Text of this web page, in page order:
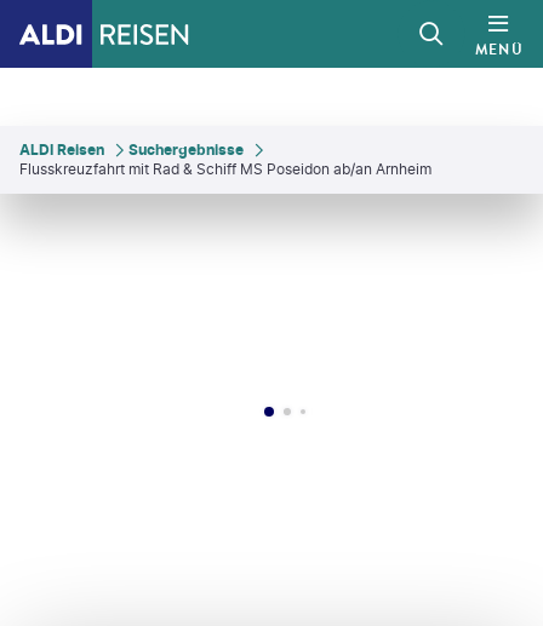
MENÜ
ALDI Reisen
Suchergebnisse
Flusskreuzfahrt mit Rad & Schiff MS Poseidon ab/an Arnheim